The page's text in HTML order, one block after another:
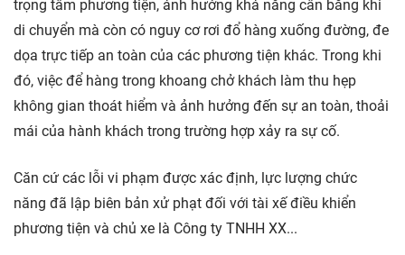
trọng tâm phương tiện, ảnh hưởng khả năng cân bằng khi
di chuyển mà còn có nguy cơ rơi đổ hàng xuống đường, đe
dọa trực tiếp an toàn của các phương tiện khác. Trong khi
đó, việc để hàng trong khoang chở khách làm thu hẹp
không gian thoát hiểm và ảnh hưởng đến sự an toàn, thoải
mái của hành khách trong trường hợp xảy ra sự cố.
Căn cứ các lỗi vi phạm được xác định, lực lượng chức
năng đã lập biên bản xử phạt đối với tài xế điều khiển
phương tiện và chủ xe là Công ty TNHH XX...